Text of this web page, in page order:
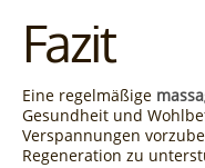
Fazit
Eine regelmäßige
Gesundheit und
Verspannungen
Regeneration zu